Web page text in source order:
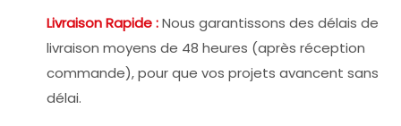
Livraison Rapide :Nous garantissons des délais de
livraison moyens de 48 heures (après réception
commande), pour que vos projets avancent sans
délai.